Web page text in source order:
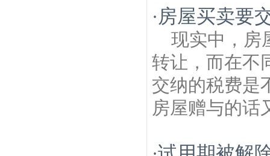
·房屋买卖要
现实中，房
转让，而在不
交纳的税费是
房屋赠与的话